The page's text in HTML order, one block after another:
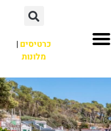
כרטיסים|
מלונות